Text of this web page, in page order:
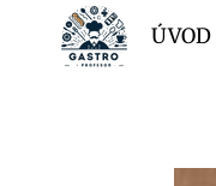
Přeskočit
ÚVOD